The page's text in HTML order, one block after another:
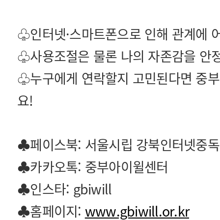
♧인터넷·스마트폰으로 인해 관계에
♧사용조절은 물론 나의 자존감을 안
♧누구에게 연락할지 고민된다면 중
요!
♣페이스북: 서울시립 강북인터넷중
♣카카오톡: 중부아이윌센터
♣인스타: gbiwill
♣홈페이지: www.gbiwill.or.kr